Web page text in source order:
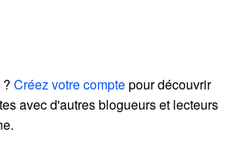
Créez votre comptepour découvrir
avec d'autres blogueurs et lecteurs